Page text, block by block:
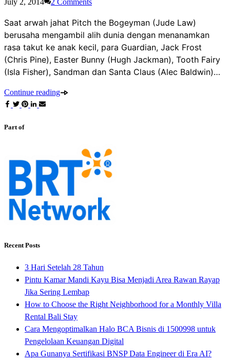
July 2, 2014 2 Comments
Saat arwah jahat Pitch the Bogeyman (Jude Law)
berusaha mengambil alih dunia dengan menanamkan
rasa takut ke anak kecil, para Guardian, Jack Frost
(Chris Pine), Easter Bunny (Hugh Jackman), Tooth Fairy
(Isla Fisher), Sandman dan Santa Claus (Alec Baldwin)…
Continue reading
Part of
Recent Posts
3 Hari Setelah 28 Tahun
Pintu Kamar Mandi Kayu Bisa Menjadi Area Rawan Rayap
Jika Sering Lembap
How to Choose the Right Neighborhood for a Monthly Villa
Rental Bali Stay
Cara Mengoptimalkan Halo BCA Bisnis di 1500998 untuk
Pengelolaan Keuangan Digital
Apa Gunanya Sertifikasi BNSP Data Engineer di Era AI?